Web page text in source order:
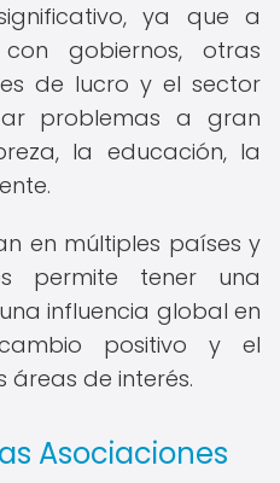
ya que a
gobiernos, otras
de lucro y el sector
problemas a gran
la educación, la
en múltiples países y
permite tener una
influencia global en
positivo y el
áreas de interés.
Asociaciones